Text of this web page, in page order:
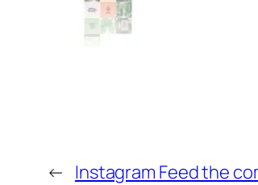
← Instagram Feed the